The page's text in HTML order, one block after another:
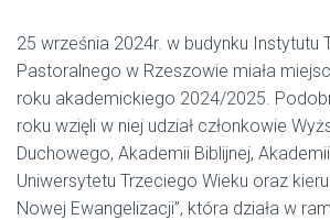
25 września 2024r. w budynku Instytutu
Pastoralnego w Rzeszowie miała
roku akademickiego 2024/2025.
roku wzięli w niej udział członkowie
Duchowego, Akademii Biblijnej,
Uniwersytetu Trzeciego Wieku oraz
Nowej Ewangelizacji”, która działa w